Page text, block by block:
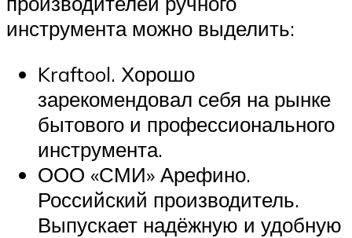
инструмента можно выделить:
Kraftool. Хорошо
зарекомендовал себя на рынке
бытового и профессионального
инструмента.
ООО «СМИ» Арефино.
Российский производитель.
Выпускает надёжную и удобную